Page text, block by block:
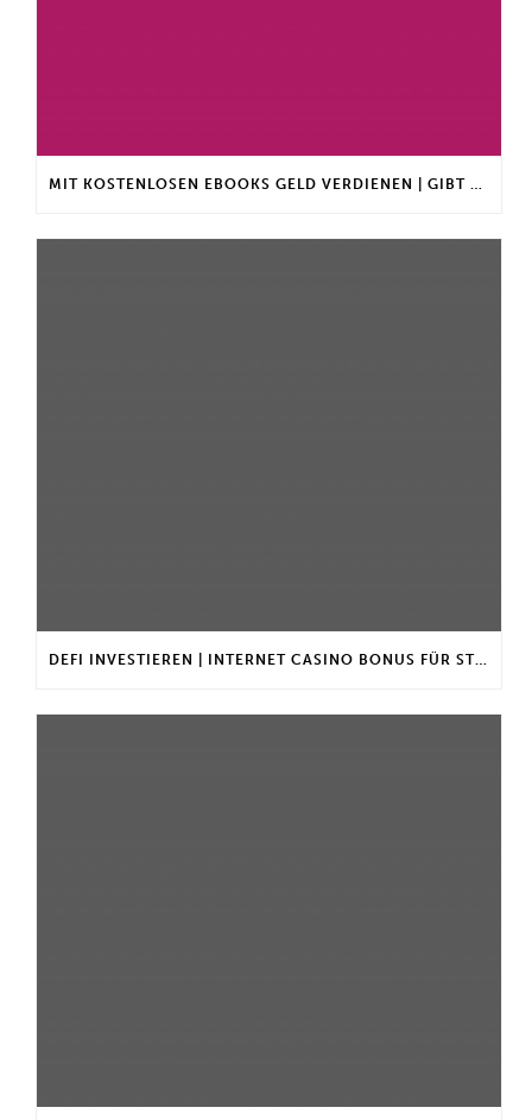
MIT KOSTENLOSEN EBOOKS GELD VERDIENEN | GIBT ES EINEN MAXIMALEN ANLAGEBETRAG?